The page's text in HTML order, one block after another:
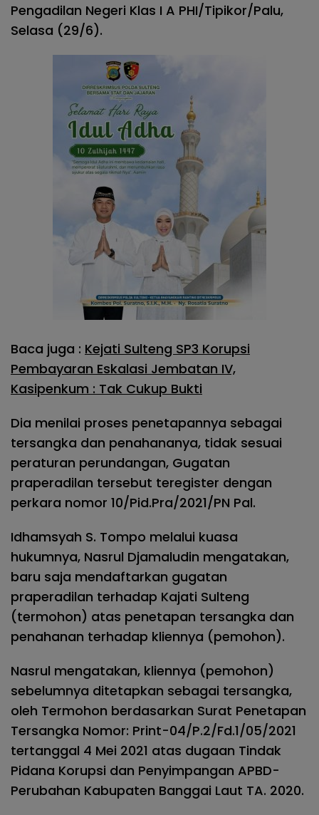
Pengadilan Negeri Klas I A PHI/Tipikor/Palu,
Selasa (29/6).
Baca juga : Kejati Sulteng SP3 Korupsi
Pembayaran Eskalasi Jembatan IV,
Kasipenkum : Tak Cukup Bukti
Dia menilai proses penetapannya sebagai
tersangka dan penahananya, tidak sesuai
peraturan perundangan, Gugatan
praperadilan tersebut teregister dengan
perkara nomor 10/Pid.Pra/2021/PN Pal.
Idhamsyah S. Tompo melalui kuasa
hukumnya, Nasrul Djamaludin mengatakan,
baru saja mendaftarkan gugatan
praperadilan terhadap Kajati Sulteng
(termohon) atas penetapan tersangka dan
penahanan terhadap kliennya (pemohon).
Nasrul mengatakan, kliennya (pemohon)
sebelumnya ditetapkan sebagai tersangka,
oleh Termohon berdasarkan Surat Penetapan
Tersangka Nomor: Print-04/P.2/Fd.1/05/2021
tertanggal 4 Mei 2021 atas dugaan Tindak
Pidana Korupsi dan Penyimpangan APBD-
Perubahan Kabupaten Banggai Laut TA. 2020.